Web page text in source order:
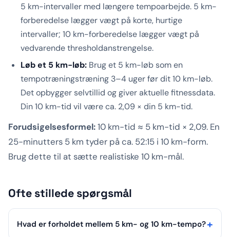
5 km-intervaller med længere tempoarbejde. 5 km-
forberedelse lægger vægt på korte, hurtige
intervaller; 10 km-forberedelse lægger vægt på
vedvarende thresholdanstrengelse.
Løb et 5 km-løb: Brug et 5 km-løb som en
tempotræningstræning 3–4 uger før dit 10 km-løb.
Det opbygger selvtillid og giver aktuelle fitnessdata.
Din 10 km-tid vil være ca. 2,09 × din 5 km-tid.
Forudsigelsesformel:10 km-tid ≈ 5 km-tid × 2,09. En
25-minutters 5 km tyder på ca. 52:15 i 10 km-form.
Brug dette til at sætte realistiske 10 km-mål.
Ofte stillede spørgsmål
Hvad er forholdet mellem 5 km- og 10 km-tempo?